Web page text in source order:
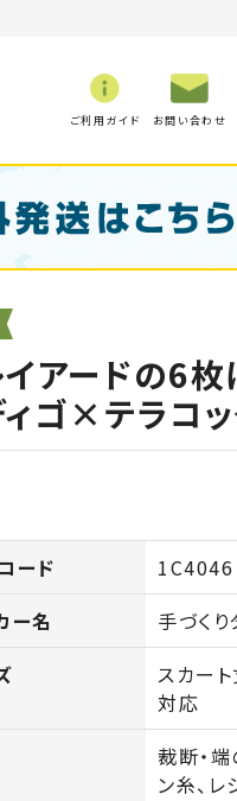
ご利用ガイド お問い合わせ
アードの6枚
ゴ×テラコッ
ード
1C4046
ー名
手づくり
スカー
対応
裁断・
ン糸、レ